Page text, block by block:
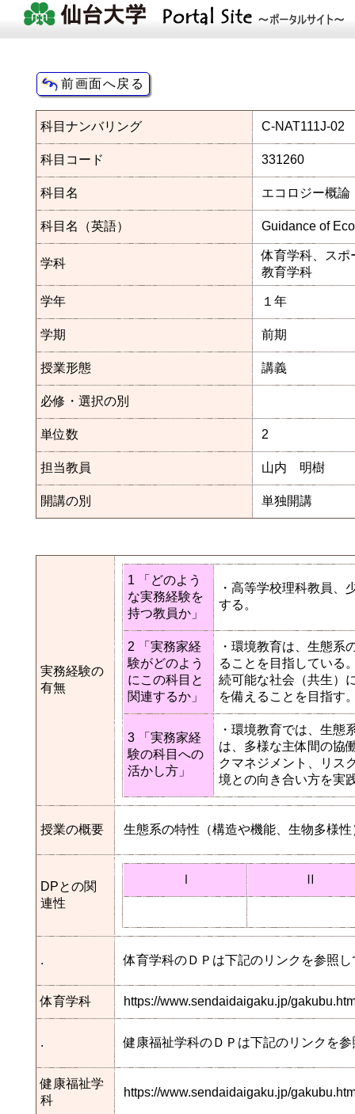
科目ナンバリング C-NAT111J-02
科目コード 331260
科目名 エコロジー概論
科目名（英語） Guidance of
学科
体育学科、スポ
教育学科
学年 １年
学期 前期
授業形態 講義
必修・選択の別
単位数 2
担当教員 山内 明樹
開講の別 単独開講
実務経験の
有無
1 「どのよう
な実務経験を
持つ教員か」
・高等学校理科教員、
する。
2 「実務家経
験がどのよう
にこの科目と
関連するか」
・環境教育は、生態系
ることを目指している
続可能な社会（共生）
を備えることを目指す
3 「実務家経
験の科目への
活かし方」
・環境教育では、生態
は、多様な主体間の協
クマネジメント、リス
境との向き合い方を実
授業の概要 生態系の特性（構造や機能、生物多様
DPとの関
連性
Ⅰ Ⅱ
. 体育学科のＤＰは下記のリンクを参照
体育学科 https://www.sendaidaigaku.jp/
. 健康福祉学科のＤＰは下記のリンクを
健康福祉学
科
https://www.sendaidaigaku.jp/